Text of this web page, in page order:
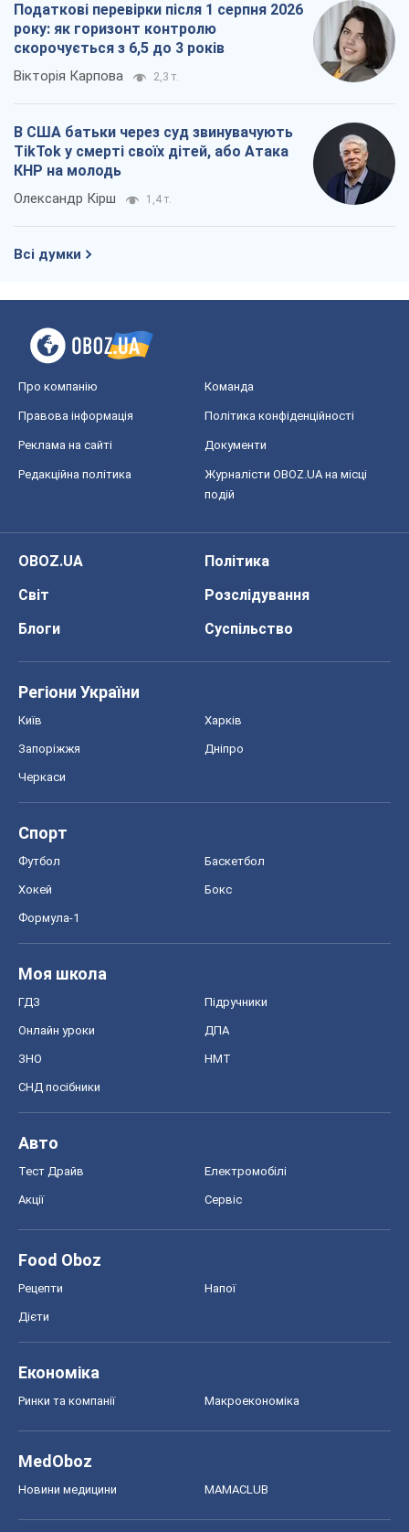
Податкові перевірки після 1 серпня 2026
року: як горизонт контролю
скорочується з 6,5 до 3 років
Вікторія Карпова 2,3 т.
В США батьки через суд звинувачують
TikTok у смерті своїх дітей, або Атака
КНР на молодь
Олександр Кірш 1,4 т.
Всі думки
Про компанію Команда
Правова інформація Політика конфіденційності
Реклама на сайті Документи
Редакційна політика
Журналісти OBOZ.UA на місці
подій
OBOZ.UA
Політика
Світ
Розслідування
Блоги
Суспільство
Регіони України
Київ Харків
Запоріжжя Дніпро
Черкаси
Спорт
Футбол Баскетбол
Хокей Бокс
Формула-1
Моя школа
ГДЗ Підручники
Онлайн уроки ДПА
ЗНО НМТ
СНД посібники
Авто
Тест Драйв Електромобілі
Акції Сервіс
Food Oboz
Рецепти Напої
Дієти
Економіка
Ринки та компанії Макроекономіка
MedOboz
Новини медицини MAMACLUB